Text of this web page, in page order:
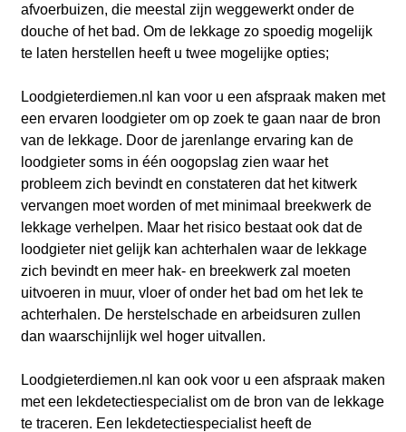
afvoerbuizen, die meestal zijn weggewerkt onder de
douche of het bad. Om de lekkage zo spoedig mogelijk
te laten herstellen heeft u twee mogelijke opties;
Loodgieterdiemen.nl kan voor u een afspraak maken met
een ervaren loodgieter om op zoek te gaan naar de bron
van de lekkage. Door de jarenlange ervaring kan de
loodgieter soms in één oogopslag zien waar het
probleem zich bevindt en constateren dat het kitwerk
vervangen moet worden of met minimaal breekwerk de
lekkage verhelpen. Maar het risico bestaat ook dat de
loodgieter niet gelijk kan achterhalen waar de lekkage
zich bevindt en meer hak- en breekwerk zal moeten
uitvoeren in muur, vloer of onder het bad om het lek te
achterhalen. De herstelschade en arbeidsuren zullen
dan waarschijnlijk wel hoger uitvallen.
Loodgieterdiemen.nl kan ook voor u een afspraak maken
met een lekdetectiespecialist om de bron van de lekkage
te traceren. Een lekdetectiespecialist heeft de